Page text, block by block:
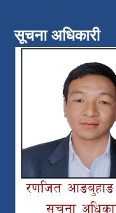
सूचना अधिकारी